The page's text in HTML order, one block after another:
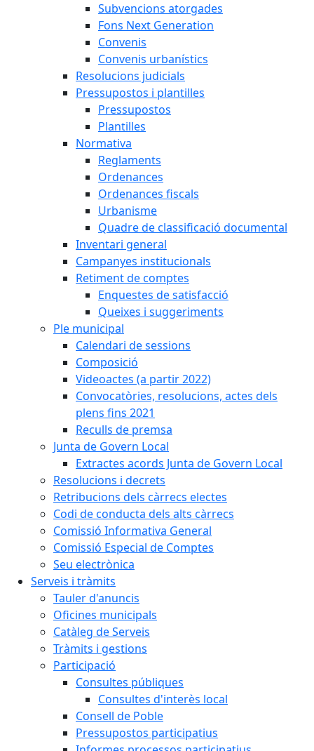
Subvencions atorgades
Fons Next Generation
Convenis
Convenis urbanístics
Resolucions judicials
Pressupostos i plantilles
Pressupostos
Plantilles
Normativa
Reglaments
Ordenances
Ordenances fiscals
Urbanisme
Quadre de classificació documental
Inventari general
Campanyes institucionals
Retiment de comptes
Enquestes de satisfacció
Queixes i suggeriments
Ple municipal
Calendari de sessions
Composició
Videoactes (a partir 2022)
Convocatòries, resolucions, actes dels
plens fins 2021
Reculls de premsa
Junta de Govern Local
Extractes acords Junta de Govern Local
Resolucions i decrets
Retribucions dels càrrecs electes
Codi de conducta dels alts càrrecs
Comissió Informativa General
Comissió Especial de Comptes
Seu electrònica
Serveis i tràmits
Tauler d'anuncis
Oficines municipals
Catàleg de Serveis
Tràmits i gestions
Participació
Consultes públiques
Consultes d'interès local
Consell de Poble
Pressupostos participatius